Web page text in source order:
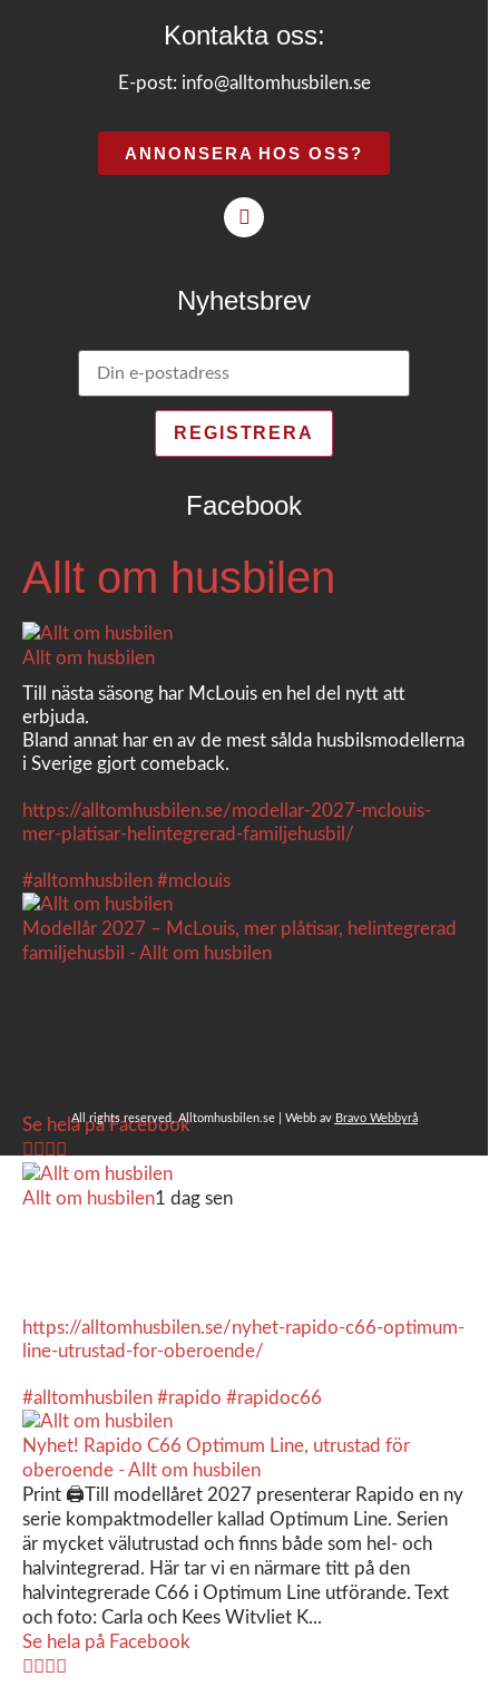
Kontakta oss:
E-post: info@alltomhusbilen.se
ANNONSERA HOS OSS?
Nyhetsbrev
Facebook
Allt om husbilen
Allt om husbilen
Till nästa säsong har McLouis en hel del nytt att
erbjuda.
Bland annat har en av de mest sålda husbilsmodellerna
i Sverige gjort comeback.
https://alltomhusbilen.se/modellar-2027-mclouis-
mer-platisar-helintegrerad-familjehusbil/
#alltomhusbilen #mclouis
Modellår 2027 – McLouis, mer plåtisar, helintegrerad
familjehusbil - Allt om husbilen
Se hela på Facebook
Allt om husbilen1 dag sen
https://alltomhusbilen.se/nyhet-rapido-c66-optimum-
line-utrustad-for-oberoende/
#alltomhusbilen #rapido #rapidoc66
Nyhet! Rapido C66 Optimum Line, utrustad för
oberoende - Allt om husbilen
Print 🖨Till modellåret 2027 presenterar Rapido en ny
serie kompaktmodeller kallad Optimum Line. Serien
är mycket välutrustad och finns både som hel- och
halvintegrerad. Här tar vi en närmare titt på den
halvintegrerade C66 i Optimum Line utförande. Text
och foto: Carla och Kees Witvliet K...
Se hela på Facebook
All rights reserved, Alltomhusbilen.se | Webb av Bravo Webbyrå